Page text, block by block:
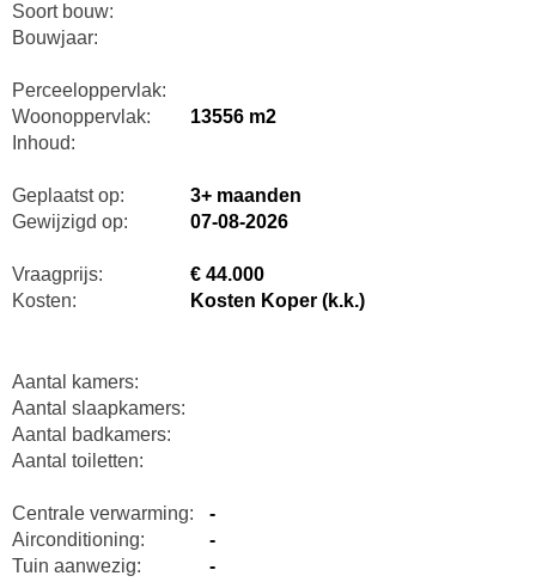
Soort bouw:
Bouwjaar:
Perceeloppervlak:
Woonoppervlak:
13556 m2
Inhoud:
Geplaatst op:
3+ maanden
Gewijzigd op:
07-08-2026
Vraagprijs:
€ 44.000
Kosten:
Kosten Koper (k.k.)
Aantal kamers:
Aantal slaapkamers:
Aantal badkamers:
Aantal toiletten:
Centrale verwarming:
-
Airconditioning:
-
Tuin aanwezig:
-